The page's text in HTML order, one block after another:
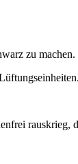
zu machen.
rauskrieg,